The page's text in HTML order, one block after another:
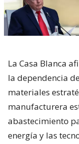
La Casa Blanca
la dependencia
materiales
manufacturera
abastecimiento
energía y las